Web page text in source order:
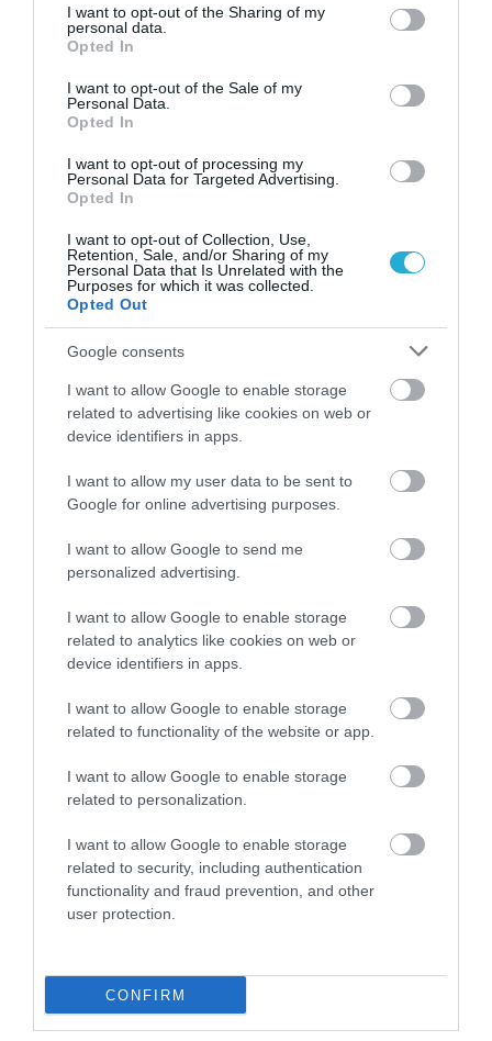
not limited to your visit or usage behaviour. You may click to
grant or deny consent to Google and its third-party tags to
use your data for below specified purposes in below Google
consent section.
I want to opt-out of the Sharing of my
personal data.
Opted In
I want to opt-out of the Sale of my
Personal Data.
Opted In
I want to opt-out of processing my
Personal Data for Targeted Advertising.
Opted In
I want to opt-out of Collection, Use,
Retention, Sale, and/or Sharing of my
Personal Data that Is Unrelated with the
Purposes for which it was collected.
Opted Out
Google consents
I want to allow Google to enable storage
related to advertising like cookies on web or
device identifiers in apps.
I want to allow my user data to be sent to
Google for online advertising purposes.
I want to allow Google to send me
personalized advertising.
I want to allow Google to enable storage
related to analytics like cookies on web or
device identifiers in apps.
I want to allow Google to enable storage
related to functionality of the website or app.
I want to allow Google to enable storage
related to personalization.
I want to allow Google to enable storage
related to security, including authentication
functionality and fraud prevention, and other
user protection.
CONFIRM
εταιρεία υπέγραψε μία μεγάλη εμπορική
συμφωνία στις ΗΠΑ. Το νέο κέντρο logistics
στην περιοχή του Ελληνόπυργου Μουζακίου
θα λειτουργήσει εκμεταλλευόμενο την
τελευταία λέξη της τεχνολογίας στη
διαχείριση των προϊόντων και θα είναι
ενεργειακά πράσινο εκμεταλλευόμενο τις
ανανεώσιμες πηγές ενέργειας στις
εγκαταστάσεις του.
Σύμβουλος
Δημήτρης Τσέλιος, δήλωσε για την
επένδυση: «Είμαστε υπερήφανοι για το νέο
μεγάλο βήμα, σε συνάρτηση, πάντα, με τους
ανθρώπους που μας εμπιστεύονται ως
συνεργάτες αλλά και με τους τελικούς
προοικονομούν αύξηση μεριδίου αγοράς
όπου σε συνδυασμό με την καινοτομία που
χαρακτηρίζει την εταιρεία, είμαστε το
πρώτο φυσικό μεταλλικό νερό σε χάρτινη
συσκευασία 100% ανακυκλώσιμη,
τολμώ να πω ένας διπλασιασμός της
εταιρείας».
δημιουργήσει πολλές νέες θέσεις εργασίας
και έτσι θα ενισχύσει σημαντικά την